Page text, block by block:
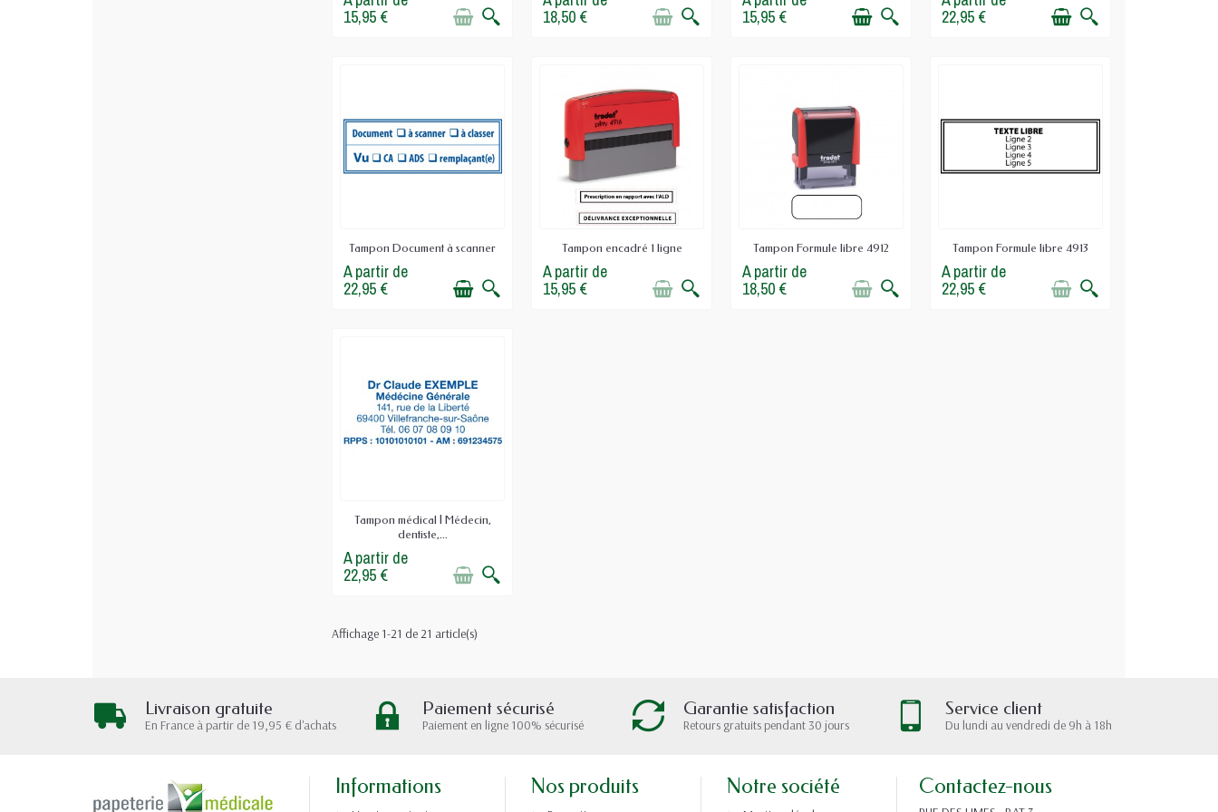
Prise en main et encombrement: à considérer pour les usages intensifs
Type d'encre et résistance du marquage
: selon la durée de conservation des documents
Conformité et traçabilité : mentions standards pour documents officiels
La vraie question se joue sur la conformité des mentions apposées, en particulier dans un environnement médical. Selon votre profession et vos
supports, les éléments à prévoir peuvent inclure le RPPS, le numéro d'ordre, l'adresse du cabinet ou d'autres mentions d'identification.
Ce qui compte dans un contexte médical, c'est l'uniformité sur l'ensemble des documents traités par le cabinet ou le secrétariat hospitalier. Vérifiez la
cohérence des informations figurant sur le tampon avec vos modèles d'ordonnances, courriers, feuilles de liaison ou documents internes, même
Gains de temps et fluidité administrative au quotidien
Le marquage automatique réduit le temps consacré aux mentions répétitives et améliore la lisibilité du classement. Datation du courrier, identification
distingue un bon choix de tampon, ce n'est pas l'effet d'équipement, c'est l'adéquation entre le format, la fréquence d'usage et les contraintes de
15,95 € 18,50 € 15,95 € 22,95 €
Tampon Document à scanner
A partir de
22,95 €
Tampon encadré 1 ligne
A partir de
15,95 €
Tampon Formule libre 4912
A partir de
18,50 €
Tampon Formule libre 4913
A partir de
22,95 €
Tampon médical | Médecin,
dentiste,...
A partir de
22,95 €
Affichage 1-21 de 21 article(s)
Livraison gratuite
En France à partir de 19,95 € d'achats
Paiement sécurisé
Paiement en ligne 100% sécurisé
Garantie satisfaction
Retours gratuits pendant 30 jours
Service client
Du lundi au vendredi de 9h à 18h
Informations Nos produits Notre société Contactez-nous